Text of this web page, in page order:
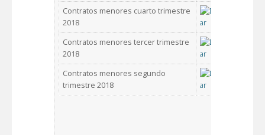
Contratos menores cuarto trimestre
2018
Contratos menores tercer trimestre
2018
Contratos menores segundo
trimestre 2018